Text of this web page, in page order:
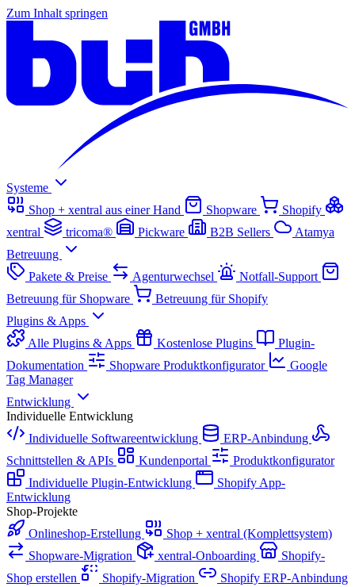
Zum Inhalt springen
Systeme
Shop + xentral aus einer Hand
Shopware
Shopify
xentral
tricoma® Pickware B2B Sellers
Atamya
Betreuung
Pakete & Preise
Agenturwechsel
Notfall-Support
Betreuung für Shopware
Betreuung für Shopify
Plugins & Apps
Alle Plugins & Apps
Kostenlose Plugins
Plugin-
Dokumentation
Shopware Produktkonfigurator
Google
Tag Manager
Entwicklung
Individuelle Entwicklung
Individuelle Softwareentwicklung
ERP-Anbindung
Schnittstellen & APIs
Kundenportal
Produktkonfigurator
Individuelle Plugin-Entwicklung
Shopify App-
Entwicklung
Shop-Projekte
Onlineshop-Erstellung
Shop + xentral (Komplettsystem)
Shopware-Migration
xentral-Onboarding
Shopify-
Shop erstellen
Shopify-Migration
Shopify ERP-Anbindung